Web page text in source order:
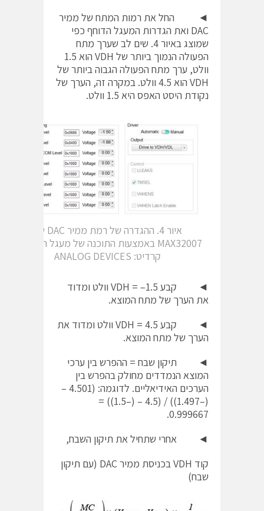
◄ החל את רמות המתח של ממיר
DAC ואת הגדרות המעגל הדוחף כפי
שמוצג באיור 4. שים לב שערך מתח
הפעולה הנמוך ביותר של VDH הוא 1.5
וולט, ערך מתח הפעולה הגבוה ביותר של
VDH הוא 4.5 וולט. במקרה זה, הערך של
נקודת היסט האפס היא 1.5 וולט.
איור 4. ההגדרה של רמת ממיר DAC של
MAX32007 באמצעות התוכנה של מעגל ההערכה.
קרדיט: ANALOG DEVICES
◄ קבע VDH = –1.5 וולט ומדוד
את הערך של מתח המוצא.
◄ קבע VDH = 4.5 וולט ומדוד את
הערך של מתח המוצא.
◄ תיקון שבח = ההפרש בין ערכי
המוצא הנמדדים מחולק בהפרש בין
הערכים האידיאליים. לדוגמה: (4.501 –
(–1.497)) / (4.5 – (–1.5)) =
0.999667.
◄ אחרי שתחיל את תיקון השבח,
קוד VDH בכניסת ממיר DAC (עם תיקון
שבח)